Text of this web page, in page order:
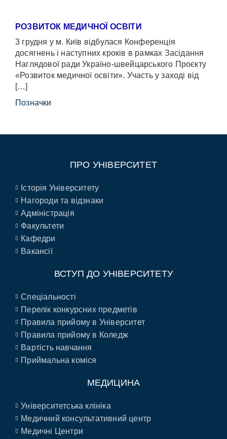
РОЗВИТОК МЕДИЧНОЇ ОСВІТИ
3 грудня у м. Київ відбулася Конференція
досягнень і наступних кроків в рамках Засідання
Наглядової ради Україно-швейцарського Проєкту
«Розвиток медичної освіти». Участь у заході від
[…]
Позначки
ПРО УНІВЕРСИТЕТ
Історія Університету
Нагороди та відзнаки
Адміністрація
Факультети
Кафедри
Вакансії
ВСТУП ДО УНІВЕРСИТЕТУ
Спеціальності
Перелік конкурсних предметів
Правила прийому в Університет
Правила прийому в Коледж
Вартість навчання
Приймальна коміся
МЕДИЦИНА
Університетська клініка
Медичний консультативний центр
Медичні Центри